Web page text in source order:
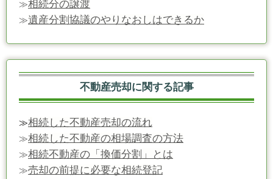
≫相続分の譲渡
≫遺産分割協議のやりなおしはできるか
不動産売却に関する記事
≫相続した不動産売却の流れ
≫相続した不動産の相場調査の方法
≫相続不動産の「換価分割」とは
≫売却の前提に必要な相続登記